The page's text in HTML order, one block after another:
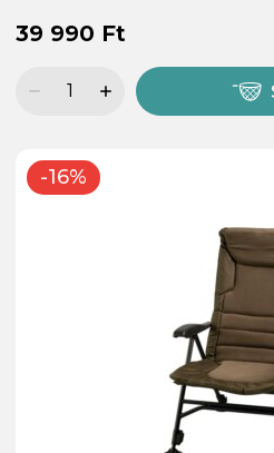
39 990 Ft
-16%